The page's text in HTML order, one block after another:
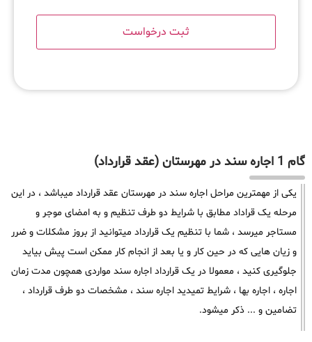
گام 1 اجاره سند در مهرستان (عقد قرارداد)
یکی از مهمترین مراحل اجاره سند در مهرستان عقد قرارداد میباشد ، در این
مرحله یک قراداد مطابق با شرایط دو طرف تنظیم و به امضای موجر و
مستاجر میرسد ، شما با تنظیم یک قرارداد میتوانید از بروز مشکلات و ضرر
و زیان هایی که در حین کار و یا بعد از انجام کار ممکن است پیش بیاید
جلوگیری کنید ، معمولا در یک قرارداد اجاره سند مواردی همچون مدت زمان
اجاره ، اجاره بها ، شرایط تمیدید اجاره سند ، مشخصات دو طرف قرارداد ،
تضامین و ... ذکر میشود.